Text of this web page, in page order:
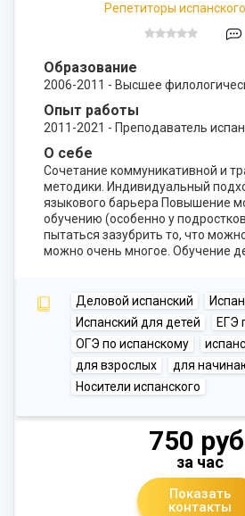
Репетиторы
Образование
2006-2011 - Высшее
Опыт работы
2011-2021 - Преподаватель
О себе
Сочетание коммуникативной и
методики. Индивидуальный
языкового барьера Повышение
обучению (особенно у
пытаться зазубрить то, что
можно очень многое. Обучение
Деловой испанский
Испанский для детей
ЕГЭ
ОГЭ по испанскому
для взрослых
для
Носители испанского
750
за час
Показать
контакты